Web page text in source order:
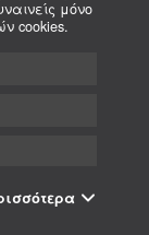
μόνο
cookies.